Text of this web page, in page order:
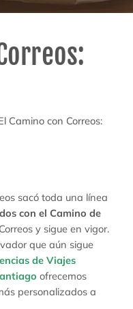
Camino con Correos:
sacó toda una línea
con el Camino de
y sigue en vigor.
que aún sigue
de Viajes
ofrecemos
personalizados a